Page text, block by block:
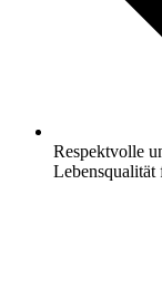
Respektvolle
Lebensqualität